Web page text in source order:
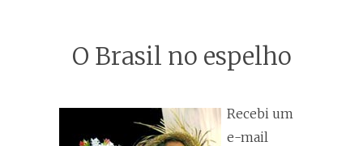
O Brasil no espelho
Recebi um
e-mail